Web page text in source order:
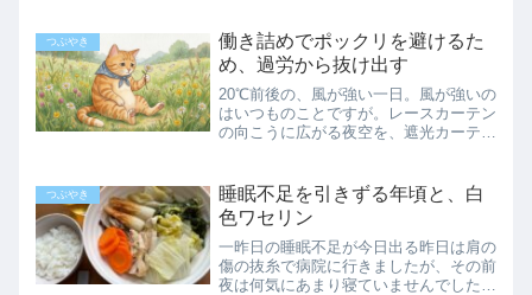
点検に来てもらわないと。今年...
つぶやき
働き詰めでポックリを避けるた
め、過労から抜け出す
20℃前後の、風が強い一日。風が強いの
はいつものことですが。レースカーテン
の向こうに広がる夜空を、遮光カーテン
ら帰って、あれをやろう、これをやろう
と、いつも思っているけ...
つぶやき
睡眠不足を引きずる年頃と、白
色ワセリン
一昨日の睡眠不足が今日出る昨日は肩の
傷の抜糸で病院に行きましたが、その前
夜は何気にあまり寝ていませんでした。